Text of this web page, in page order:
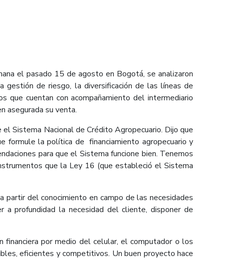
el pasado 15 de agosto en Bogotá, se analizaron
de riesgo, la diversificación de las líneas de
cuentan con acompañamiento del intermediario
asegurada su venta.
Sistema Nacional de Crédito Agropecuario. Dijo que
formule la política de financiamiento agropecuario y
para que el Sistema funcione bien. Tenemos
que la Ley 16 (que estableció el Sistema
del conocimiento en campo de las necesidades
a profundidad la necesidad del cliente, disponer de
financiera por medio del celular, el computador o los
eficientes y competitivos. Un buen proyecto hace